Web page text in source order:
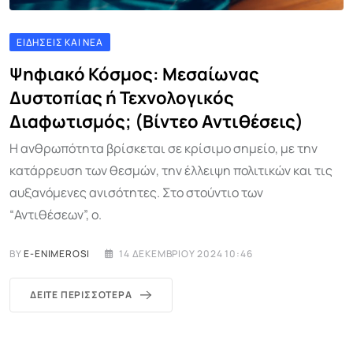
ΕΙΔΉΣΕΙΣ ΚΑΙ ΝΈΑ
Ψηφιακό Κόσμος: Μεσαίωνας
Δυστοπίας ή Τεχνολογικός
Διαφωτισμός; (Βίντεο Αντιθέσεις)
Η ανθρωπότητα βρίσκεται σε κρίσιμο σημείο, με την
κατάρρευση των θεσμών, την έλλειψη πολιτικών και τις
αυξανόμενες ανισότητες. Στο στούντιο των
“Αντιθέσεων”, ο.
BYE-ENIMEROSI 14 ΔΕΚΕΜΒΡΊΟΥ 2024 10:46
ΔΕΊΤΕ ΠΕΡΙΣΣΌΤΕΡΑ